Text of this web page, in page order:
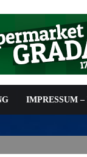
IMPRESSUM